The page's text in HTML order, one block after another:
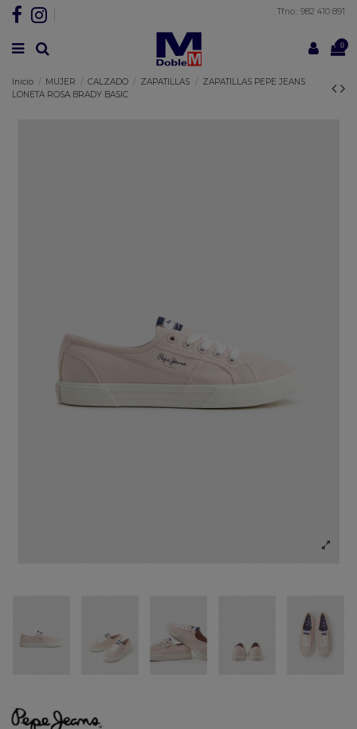
Tfno.: 982 410 891
0
Inicio MUJER CALZADO ZAPATILLAS
ZAPATILLAS PEPE JEANS
LONETA ROSA BRADY BASIC